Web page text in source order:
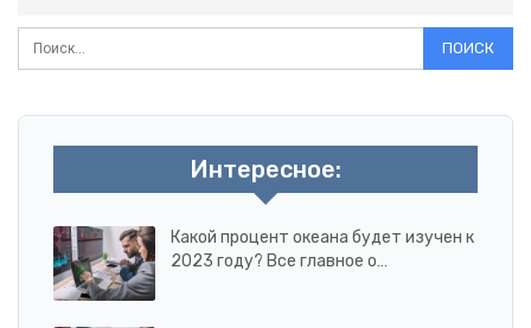
Интересное:
Какой процент океана будет изучен к
2023 году? Все главное о…